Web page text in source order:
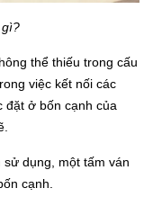
thể thiếu trong cấu
việc kết nối các
đặt ở bốn cạnh của
dụng, một tấm ván
cạnh.